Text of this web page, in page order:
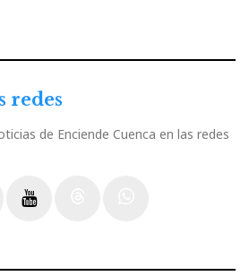
redes
de Enciende Cuenca en las redes